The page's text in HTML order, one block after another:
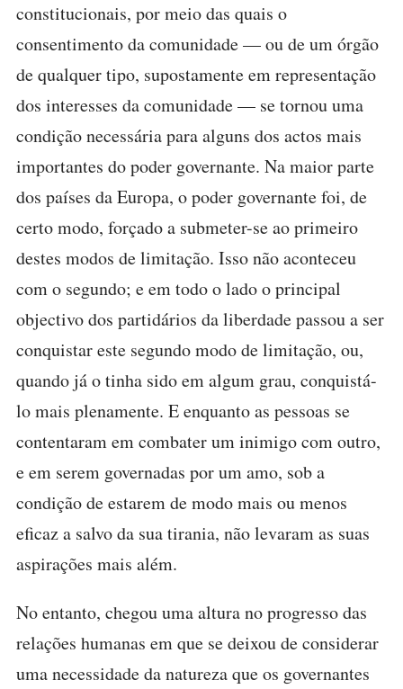
constitucionais, por meio das quais o
consentimento da comunidade — ou de um órgão
de qualquer tipo, supostamente em representação
dos interesses da comunidade — se tornou uma
condição necessária para alguns dos actos mais
importantes do poder governante. Na maior parte
dos países da Europa, o poder governante foi, de
certo modo, forçado a submeter-se ao primeiro
destes modos de limitação. Isso não aconteceu
com o segundo; e em todo o lado o principal
objectivo dos partidários da liberdade passou a ser
conquistar este segundo modo de limitação, ou,
quando já o tinha sido em algum grau, conquistá-
lo mais plenamente. E enquanto as pessoas se
contentaram em combater um inimigo com outro,
e em serem governadas por um amo, sob a
condição de estarem de modo mais ou menos
eficaz a salvo da sua tirania, não levaram as suas
aspirações mais além.
No entanto, chegou uma altura no progresso das
relações humanas em que se deixou de considerar
uma necessidade da natureza que os governantes